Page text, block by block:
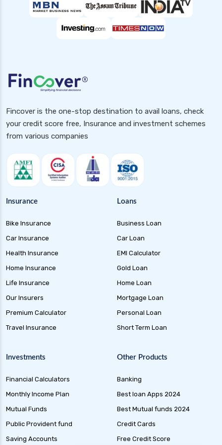
Popular Searches
Health Insurance for Diabetic Patients in India
Health Insurance for Paralysis Patients in
India
Health Insurance for Asthma Patients in India
Health Insurance for High Cholesterol in India
Health Insurance for Tb Patients in India
Health Insurance for Dengue in India
Health Insurance for Cataract Surgery in India
India
Health Insurance for Liver Cirrhosis in India
Fincover is the one-stop destination to avail loans, check
your credit score free, Insurance and investment schemes
from various companies
Insurance
Bike Insurance
Car Insurance
Health Insurance
Home Insurance
Life Insurance
Our Insurers
Premium Calculator
Travel Insurance
Loans
Business Loan
Car Loan
EMI Calculator
Gold Loan
Home Loan
Mortgage Loan
Personal Loan
Short Term Loan
Investments
Financial Calculators
Monthly Income Plan
Mutual Funds
Public Provident fund
Saving Accounts
Other Products
Banking
Best loan Apps 2024
Best Mutual funds 2024
Credit Cards
Free Credit Score